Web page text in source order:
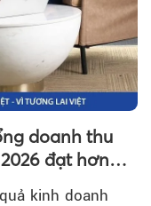
doanh thu
đạt hơn
kinh doanh